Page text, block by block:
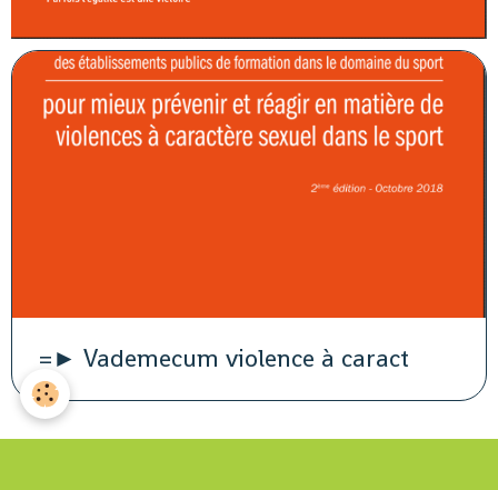
=► Vademecum violence à caract